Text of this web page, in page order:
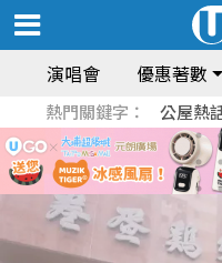
演唱會 優惠著數
熱門關鍵字： 公屋熱